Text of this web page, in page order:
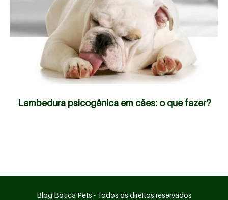
Lambedura psicogênica em cães: o que fazer?
Blog Botica Pets - Todos os direitos reservados